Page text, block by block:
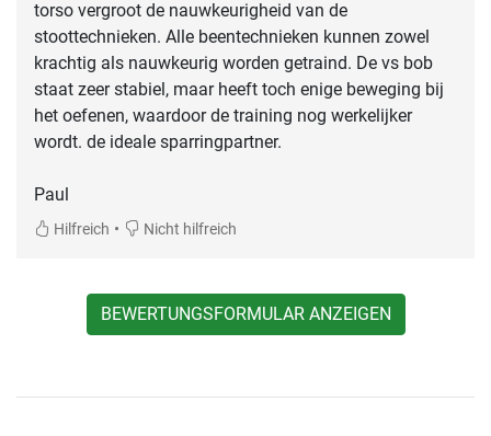
torso vergroot de nauwkeurigheid van de
stoottechnieken. Alle beentechnieken kunnen zowel
krachtig als nauwkeurig worden getraind. De vs bob
staat zeer stabiel, maar heeft toch enige beweging bij
het oefenen, waardoor de training nog werkelijker
wordt. de ideale sparringpartner.
Paul
Hilfreich • Nicht hilfreich
BEWERTUNGSFORMULAR ANZEIGEN